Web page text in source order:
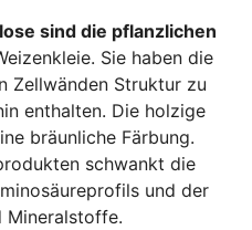
sind die pflanzlichen
Sie haben die
Zellwänden Struktur zu
enthalten. Die holzige
bräunliche Färbung.
schwankt die
und der
Mineralstoffe.